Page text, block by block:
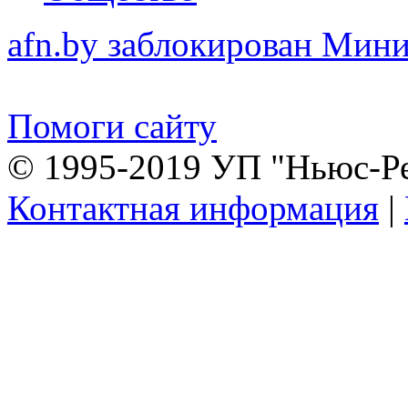
afn.by заблокирован
Помоги сайту
© 1995-2019 УП "Ньюс-
Контактная информация |